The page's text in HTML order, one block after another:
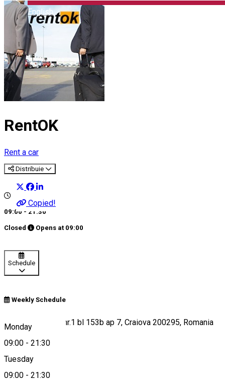
English
RentOK
Rent a car
Distribuie
Copied!
09:00 - 21:30
Closed Opens at 09:00
Schedule
Weekly Schedule
Monday
09:00 - 21:30
Tuesday
09:00 - 21:30
Constantin Iotzu nr.1 bl 153b ap 7, Craiova 200295, Romania
Map